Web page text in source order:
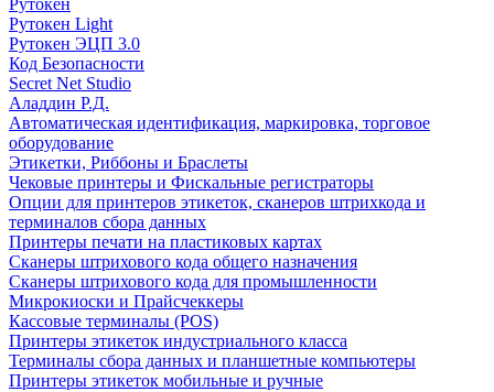
Рутокен
Рутокен Light
Рутокен ЭЦП 3.0
Код Безопасности
Secret Net Studio
Аладдин Р.Д.
Автоматическая идентификация, маркировка, торговое
оборудование
Этикетки, Риббоны и Браслеты
Чековые принтеры и Фискальные регистраторы
Опции для принтеров этикеток, сканеров штрихкода и
терминалов сбора данных
Принтеры печати на пластиковых картах
Сканеры штрихового кода общего назначения
Сканеры штрихового кода для промышленности
Микрокиоски и Прайсчеккеры
Кассовые терминалы (POS)
Принтеры этикеток индустриального класса
Терминалы сбора данных и планшетные компьютеры
Принтеры этикеток мобильные и ручные